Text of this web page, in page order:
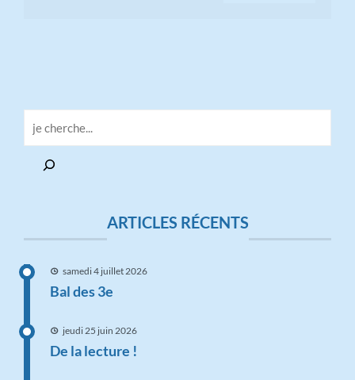
ARTICLES RÉCENTS
samedi 4 juillet 2026
Bal des 3e
jeudi 25 juin 2026
De la lecture !